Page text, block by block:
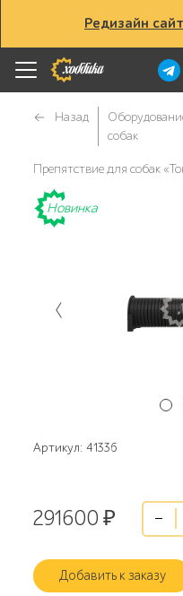
Редизайн
Назад
собак
Препятствие для собак
Новинка
Артикул: 41336
291600 ₽
Добавить к заказу